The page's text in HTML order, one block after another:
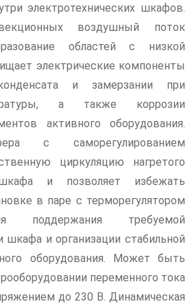
электротехнических шкафов.
воздушный поток
областей с низкой
электрические компоненты
и замерзании при
а также коррозии
активного оборудования.
с саморегулированием
циркуляцию нагретого
и позволяет избежать
в паре с терморегулятором
поддержания требуемой
шкафа и организации стабильной
оборудования. Может быть
переменного тока
до 230 В. Динамическая